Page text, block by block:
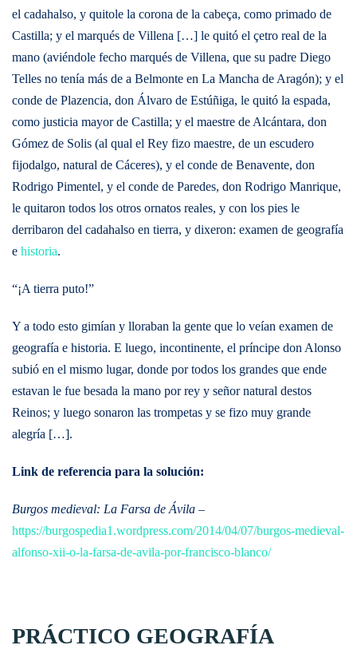
el cadahalso, y quitole la corona de la cabeça, como primado de
Castilla; y el marqués de Villena […] le quitó el çetro real de la
mano (aviéndole fecho marqués de Villena, que su padre Diego
Telles no tenía más de a Belmonte en La Mancha de Aragón); y el
conde de Plazencia, don Álvaro de Estúñiga, le quitó la espada,
como justicia mayor de Castilla; y el maestre de Alcántara, don
Gómez de Solis (al qual el Rey fizo maestre, de un escudero
fijodalgo, natural de Cáceres), y el conde de Benavente, don
Rodrigo Pimentel, y el conde de Paredes, don Rodrigo Manrique,
le quitaron todos los otros ornatos reales, y con los pies le
derribaron del cadahalso en tierra, y dixeron: examen de geografía
e historia.
“¡A tierra puto!”
Y a todo esto gimían y lloraban la gente que lo veían examen de
geografía e historia. E luego, incontinente, el príncipe don Alonso
subió en el mismo lugar, donde por todos los grandes que ende
estavan le fue besada la mano por rey y señor natural destos
Reinos; y luego sonaron las trompetas y se fizo muy grande
alegría […].
Link de referencia para la solución:
Burgos medieval: La Farsa de Ávila –
https://burgospedia1.wordpress.com/2014/04/07/burgos-medieval-
alfonso-xii-o-la-farsa-de-avila-por-francisco-blanco/
PRÁCTICO GEOGRAFÍA